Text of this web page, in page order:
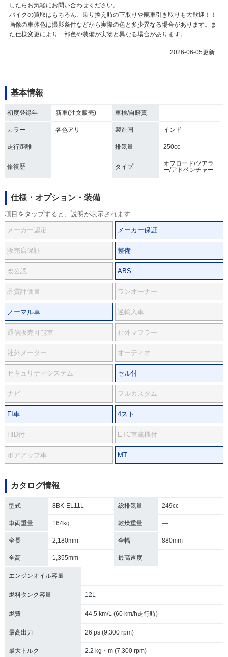
したらお気軽にお問い合わせください。
バイクの買取はもちろん、乗り換え時の下取りや廃車引き取りも大歓迎！！
画像の車体色は撮影条件などから実際の色と多少異なる場合があります。ま
た仕様変更により一部色や装備が実物と異なる場合があります。
2026-06-05更新
基本情報
初度登録年 新車(注文販売) 車検/自賠責 ―
カラー 各色アリ 製造国 インド
走行距離 ― 排気量 250cc
修復歴 ― タイプ
オフロード/ツアラ
ー/アドベンチャー
仕様・オプション・装備
項目をタップすると、説明が表示されます
メーカー認定 メーカー保証
販売店保証 整備
改公認 ABS
品質評価書 ワンオーナー
ノーマル車 逆輸入車
通信販売可能車 社外マフラー
社外メーター オーディオ
セキュリティシステム セル付
ナビ フルカスタム
FI車 4スト
HID付 ETC車載機付
ボアアップ車 MT
カタログ情報
型式 8BK-EL11L 総排気量 249cc
車両重量 164kg 乾燥重量 ―
全長 2,180mm 全幅 880mm
全高 1,355mm 最高速度 ―
エンジンオイル容量 ―
燃料タンク容量 12L
燃費 44.5 km/L (60 km/h走行時)
最高出力 26 ps (9,300 rpm)
最大トルク 2.2 kg・m (7,300 rpm)